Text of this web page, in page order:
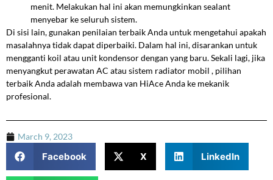
menit. Melakukan hal ini akan memungkinkan sealant
menyebar ke seluruh sistem.
Di sisi lain, gunakan penilaian terbaik Anda untuk mengetahui apakah
masalahnya tidak dapat diperbaiki. Dalam hal ini, disarankan untuk
mengganti koil atau unit kondensor dengan yang baru. Sekali lagi, jika
menyangkut perawatan AC atau sistem radiator mobil , pilihan
terbaik Anda adalah membawa van HiAce Anda ke mekanik
profesional.
March 9, 2023
Facebook X LinkedIn